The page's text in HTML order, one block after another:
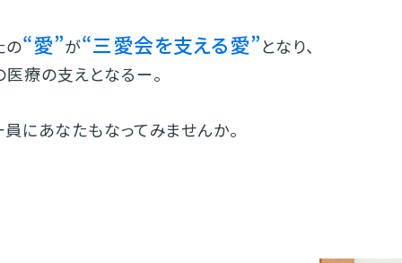
の“愛”が“三愛会を支える愛”となり、
療の支えとなるー。
にあなたもなってみませんか。